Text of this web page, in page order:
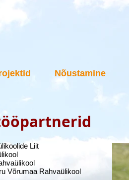
Nõustamine
Liit
Võrumaa Rahvaülikool